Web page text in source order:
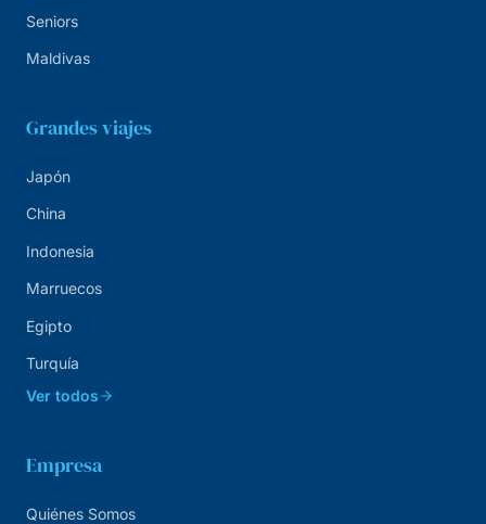
Seniors
Maldivas
Grandes viajes
Japón
China
Indonesia
Marruecos
Egipto
Turquía
Ver todos
Empresa
Quiénes Somos